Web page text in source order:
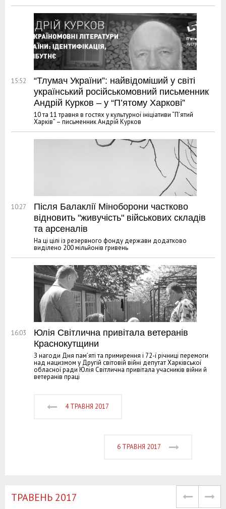
15:52
“Тлумач України”: найвідоміший у світі
український російськомовний письменник
Андрій Курков – у “П’ятому Харкові”
10 та 11 травня в гостях у культурної ініціативи “П’ятий
Харків” – письменник Андрій Курков
10:27
Після Балаклії Міноборони частково
відновить "живучість" військових складів
та арсеналів
На ці цілі із резервного фонду держави додатково
виділено 200 мільйонів гривень
16:03
Юлія Світлична привітала ветеранів
Краснокутщини
З нагоди Дня пам’яті та примирення і 72-ї річниці перемоги
над нацизмом у Другій світовій війні депутат Харківської
обласної ради Юлія Світлична привітала учасників війни й
ветеранів праці
4 ТРАВНЯ 2017
6 ТРАВНЯ 2017
TРАВЕНЬ 2017